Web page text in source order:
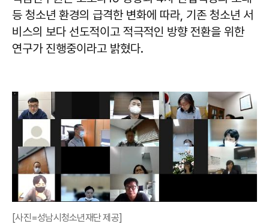
등 청소년 환경의 급격한 변화에 따라, 기존 청소년 서
비스의 보다 선도적이고 적극적인 방향 전환을 위한
연구가 진행중이라고 밝혔다.
[사진=성남시청소년재단 제공]